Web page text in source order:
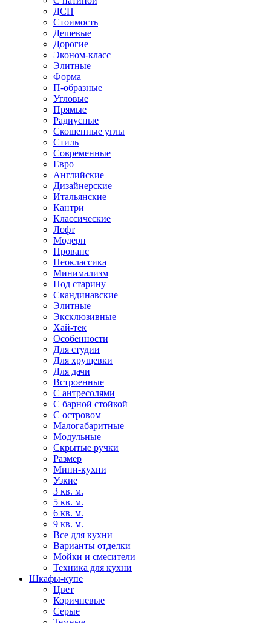
ДСП
Стоимость
Дешевые
Дорогие
Эконом-класс
Элитные
Форма
П-образные
Угловые
Прямые
Радиусные
Скошенные углы
Стиль
Современные
Евро
Английские
Дизайнерские
Итальянские
Кантри
Классические
Лофт
Модерн
Прованс
Неоклассика
Минимализм
Под старину
Скандинавские
Элитные
Эксклюзивные
Хай-тек
Особенности
Для студии
Для хрущевки
Для дачи
Встроенные
С антресолями
С барной стойкой
С островом
Малогабаритные
Модульные
Скрытые ручки
Размер
Мини-кухни
Узкие
3 кв. м.
5 кв. м.
6 кв. м.
9 кв. м.
Все для кухни
Варианты отделки
Мойки и смесители
Техника для кухни
Шкафы-купе
Цвет
Коричневые
Серые